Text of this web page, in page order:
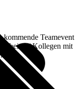
Teamevent
/ Kollegen mit